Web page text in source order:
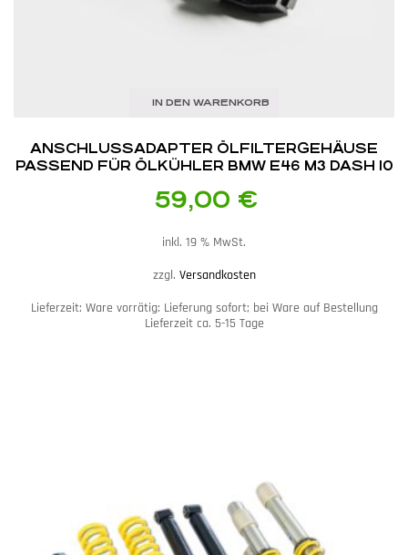
IN DEN WARENKORB
ANSCHLUSSADAPTER ÖLFILTERGEHÄUSE
PASSEND FÜR ÖLKÜHLER BMW E46 M3 DASH 10
59,00 €
inkl. 19 % MwSt.
zzgl. Versandkosten
Lieferzeit: Ware vorrätig: Lieferung sofort; bei Ware auf Bestellung
Lieferzeit ca. 5-15 Tage